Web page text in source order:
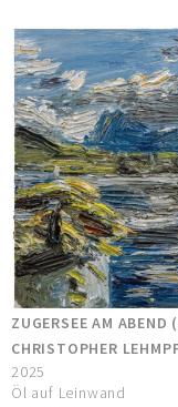
ZUGERSEE AM
CHRISTOPHER
2025
Öl auf Leinwand